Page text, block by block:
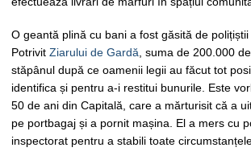
O geantă plină cu bani a fost găsită de
Potrivit Ziarului de Gardă, suma de 200.000
stăpânul după ce oamenii legii au făcut tot
identifica și pentru a-i restitui bunurile. Este
50 de ani din Capitală, care a mărturisit că a
pe portbagaj și a pornit mașina. El a mers cu
inspectorat pentru a stabili toate